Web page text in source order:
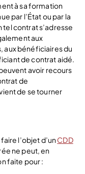
à sa formation
par l’État ou par la
contrat s’adresse
aux
aux bénéficiaires du
de contrat aidé.
avoir recours
de
de se tourner
l’objet d’unCDD
ne peut, en
faite pour :